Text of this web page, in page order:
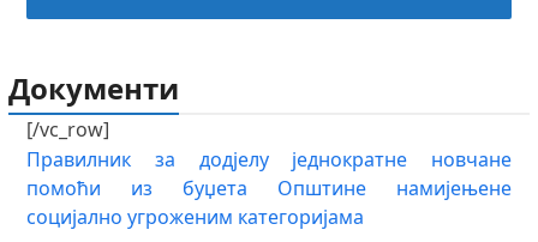
Документи
[/vc_row]
Правилник за додјелу једнократне новчане
помоћи из буџета Општине намијењене
социјално угроженим категоријама